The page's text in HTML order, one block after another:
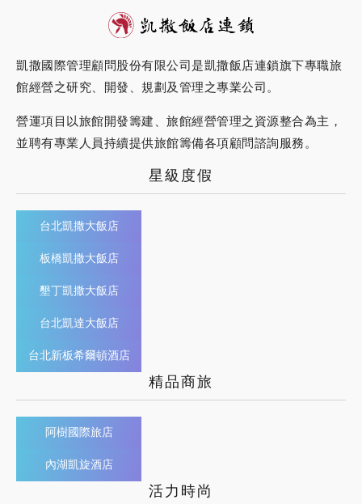
凱撒國際管理顧問股份有限公司是凱撒飯店連鎖旗下專職旅
館經營之研究、開發、規劃及管理之專業公司。
營運項目以旅館開發籌建、旅館經營管理之資源整合為主，
並聘有專業人員持續提供旅館籌備各項顧問諮詢服務。
星級度假
台北凱撒大飯店
板橋凱撒大飯店
墾丁凱撒大飯店
台北凱達大飯店
台北新板希爾頓酒店
精品商旅
阿樹國際旅店
內湖凱旋酒店
活力時尚